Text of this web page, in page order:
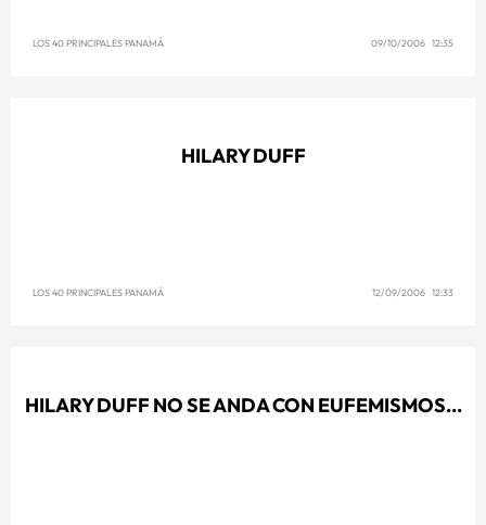
LOS 40 PRINCIPALES PANAMÁ 09/10/2006 12:35
HILARY DUFF
LOS 40 PRINCIPALES PANAMÁ 12/09/2006 12:33
HILARY DUFF NO SE ANDA CON EUFEMISMOS...